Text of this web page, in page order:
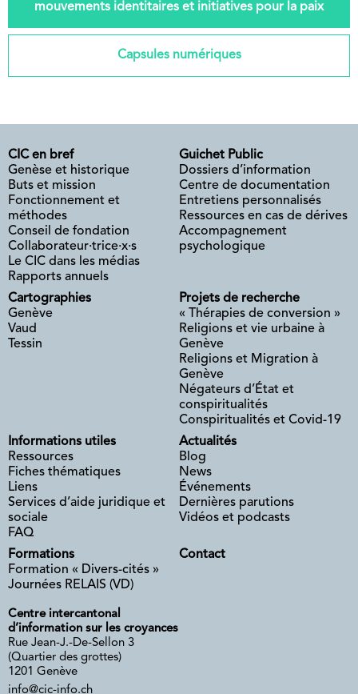
mouvements identitaires et initiatives pour la paix
Capsules numériques
CIC en bref
Genèse et historique
Buts et mission
Fonctionnement et
méthodes
Conseil de fondation
Collaborateur·trice·x·s
Le CIC dans les médias
Rapports annuels
Guichet Public
Dossiers d’information
Centre de documentation
Entretiens personnalisés
Ressources en cas de dérives
Accompagnement
psychologique
Cartographies
Genève
Vaud
Tessin
Projets de recherche
« Thérapies de conversion »
Religions et vie urbaine à
Genève
Religions et Migration à
Genève
Négateurs d’État et
conspiritualités
Conspiritualités et Covid-19
Informations utiles
Ressources
Fiches thématiques
Liens
Services d’aide juridique et
sociale
FAQ
Actualités
Blog
News
Événements
Dernières parutions
Vidéos et podcasts
Formations
Formation « Divers-cités »
Journées RELAIS (VD)
Contact
Centre intercantonal
d’information sur les croyances
Rue Jean-J.-De-Sellon 3
(Quartier des grottes)
1201 Genève
info@cic-info.ch